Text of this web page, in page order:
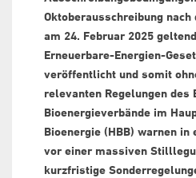
Oktoberausschreibung nach
am 24. Februar 2025
Erneuerbare-Energien-
veröffentlicht und somit
relevanten Regelungen des
Bioenergieverbände im
Bioenergie (HBB) warnen
vor einer massiven
kurzfristige